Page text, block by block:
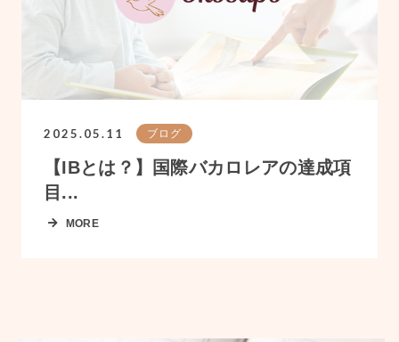
2025.05.11 ブログ
【IBとは？】国際バカロレアの達成項
目...
MORE